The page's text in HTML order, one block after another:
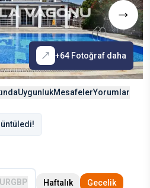
+64 Fotoğraf daha
UygunlukMesafelerYorumlar
GBP Haftalık Gecelik